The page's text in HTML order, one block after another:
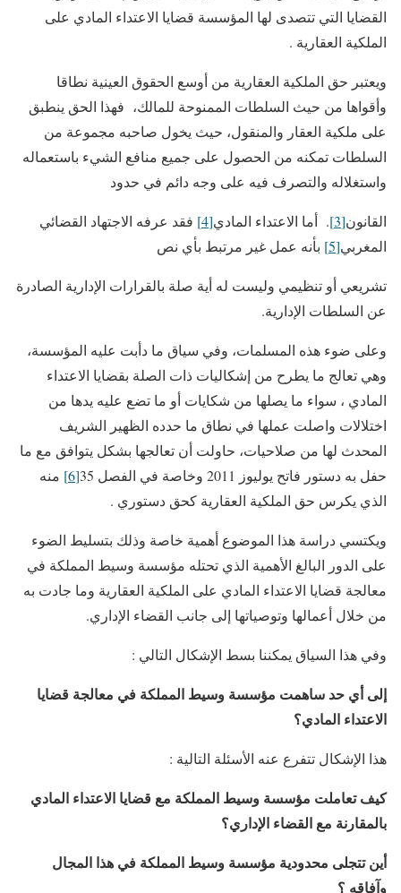
القضايا التي تتصدى لها المؤسسة قضايا الاعتداء المادي على
الملكية العقارية .
ويعتبر حق الملكية العقارية من أوسع الحقوق العينية نطاقا
وأقواها من حيث السلطات الممنوحة للمالك، فهذا الحق ينطبق
على ملكية العقار والمنقول، حيث يخول صاحبه مجموعة من
السلطات تمكنه من الحصول على جميع منافع الشيء باستعماله
واستغلاله والتصرف فيه على وجه دائم في حدود
القانون[3] . أما الاعتداء المادي[4]
فقد عرفه الاجتهاد القضائي
المغربي[5] بأنه عمل غير مرتبط بأي نص
تشريعي أو تنظيمي وليست له أية صلة بالقرارات الإدارية الصادرة
عن السلطات الإدارية.
وعلى ضوء هذه المسلمات، وفي سياق ما دأبت عليه المؤسسة،
وهي تعالج ما يطرح من إشكاليات ذات الصلة بقضايا الاعتداء
المادي ، سواء ما يصلها من شكايات أو ما تضع عليه يدها من
اختلالات واصلت عملها في نطاق ما حدده الظهير الشريف
المحدث لها من صلاحيات، حاولت أن تعالجها بشكل يتوافق مع ما
حفل به دستور فاتح يوليوز 2011 وخاصة في الفصل 35
[6]
منه
الذي يكرس حق الملكية العقارية كحق دستوري .
ويكتسي دراسة هذا الموضوع أهمية خاصة وذلك بتسليط الضوء
على الدور البالغ الأهمية الذي تحتله مؤسسة وسيط المملكة في
معالجة قضايا الاعتداء المادي على الملكية العقارية وما جادت به
من خلال أعمالها وتوصياتها إلى جانب القضاء الإداري.
وفي هذا السياق يمكننا بسط الإشكال التالي :
إلى أي حد ساهمت مؤسسة وسيط المملكة في معالجة قضايا
الاعتداء المادي؟
هذا الإشكال تتفرع عنه الأسئلة التالية :
كيف تعاملت مؤسسة وسيط المملكة مع قضايا الاعتداء المادي
بالمقارنة مع القضاء الإداري؟
أين تتجلى محدودية مؤسسة وسيط المملكة في هذا المجال
وآفاقه ؟